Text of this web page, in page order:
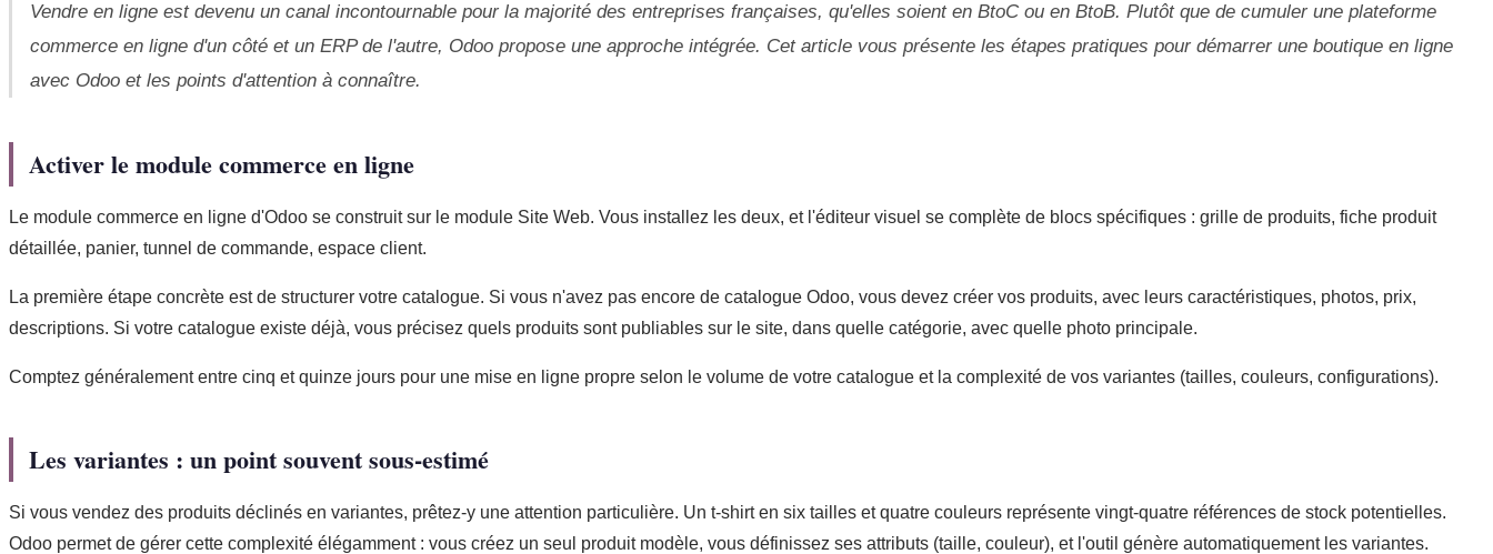
Vendre en ligne est devenu un canal incontournable pour la majorité des entreprises françaises, qu'elles soient en BtoC ou en BtoB. Plutôt que de cumuler une plateforme
commerce en ligne d'un côté et un ERP de l'autre, Odoo propose une approche intégrée. Cet article vous présente les étapes pratiques pour démarrer une boutique en ligne
avec Odoo et les points d'attention à connaître.
Activer le module commerce en ligne
Le module commerce en ligne d'Odoo se construit sur le module Site Web. Vous installez les deux, et l'éditeur visuel se complète de blocs spécifiques : grille de produits, fiche produit
détaillée, panier, tunnel de commande, espace client.
La première étape concrète est de structurer votre catalogue. Si vous n'avez pas encore de catalogue Odoo, vous devez créer vos produits, avec leurs caractéristiques, photos, prix,
descriptions. Si votre catalogue existe déjà, vous précisez quels produits sont publiables sur le site, dans quelle catégorie, avec quelle photo principale.
Comptez généralement entre cinq et quinze jours pour une mise en ligne propre selon le volume de votre catalogue et la complexité de vos variantes (tailles, couleurs, configurations).
Les variantes : un point souvent sous-estimé
Si vous vendez des produits déclinés en variantes, prêtez-y une attention particulière. Un t-shirt en six tailles et quatre couleurs représente vingt-quatre références de stock potentielles.
Odoo permet de gérer cette complexité élégamment : vous créez un seul produit modèle, vous définissez ses attributs (taille, couleur), et l'outil génère automatiquement les variantes.